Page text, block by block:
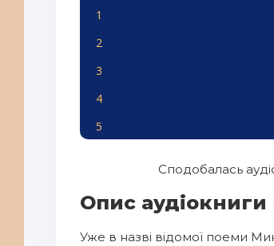
1
2
3
4
5
8
9
Сподобалась
Опис аудіокниги
Уже в назві відомої поеми